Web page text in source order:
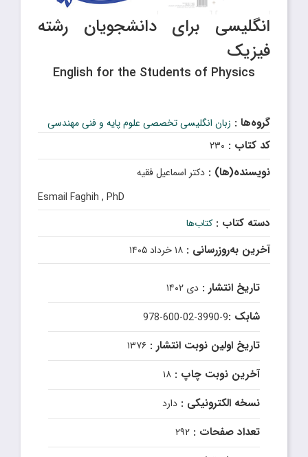
انگلیسی برای دانشجویان رشته
فیزیک
English for the Students of Physics
گروه‌ها : زبان انگلیسی تخصصی علوم پایه و فنی مهندسی
کد کتاب : ۲۳۰
نویسنده(ها) : دکتر اسماعیل فقیه
Esmail Faghih , PhD
دسته کتاب : کتاب‌ها
آخرین به‌روزرسانی : ۱۸ خرداد ۱۴۰۵
تاریخ انتشار : دی ۱۴۰۲
شابک :978-600-02-3990-9
تاریخ اولین نوبت انتشار : ۱۳۷۶
آخرین نوبت چاپ : ۱۸
نسخه الکترونیکی : دارد
تعداد صفحات : ۲۹۲